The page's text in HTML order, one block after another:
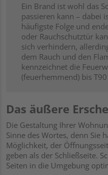
Ein Brand ist wohl das
passieren kann – dabei
häufigste Folge und
oder Rauchschutztür
sich verhindern,
dem Rauch und den
kennzeichnet die
(feuerhemmend) bis
Das äußere
Die Gestaltung Ihrer
Sinne des Wortes, denn Sie
Möglichkeit, der
geben als der Schließseite.
Seiten in die Umgebung